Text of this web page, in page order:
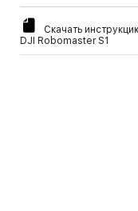
Скачать
DJI Robomaster S1